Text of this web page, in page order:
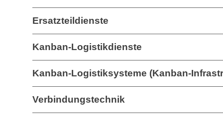
Ersatzteildienste
Kanban-Logistikdienste
Kanban-Logistiksysteme (Kanban-
Verbindungstechnik